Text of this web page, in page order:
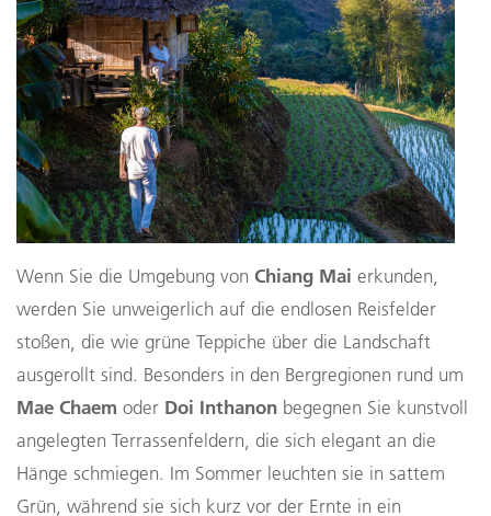
Wenn Sie die Umgebung von Chiang Mai erkunden,
werden Sie unweigerlich auf die endlosen Reisfelder
stoßen, die wie grüne Teppiche über die Landschaft
ausgerollt sind. Besonders in den Bergregionen rund um
Mae Chaem oder Doi Inthanon begegnen Sie kunstvoll
angelegten Terrassenfeldern, die sich elegant an die
Hänge schmiegen. Im Sommer leuchten sie in sattem
Grün, während sie sich kurz vor der Ernte in ein